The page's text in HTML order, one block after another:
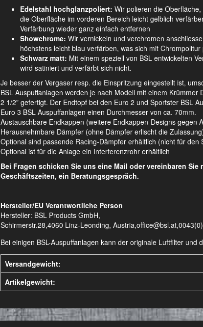
Edelstahl hochglanzpoliert: Wir polieren die
die Oberfläche im vorderen Bereich leicht gelblich
Verfärbung wieder ganz einfach entfernen
Showchrome: Wir vernickeln und verchromen
höchstens leicht blau verfärben, was sich mit
Schwarz matt: Mit einem speziell von BSL entwickelten
wird satiniert und verfärbt sich nicht.
Je besser der Vergaser resp. die Einspritzung eingestellt ist,
BSL Auspuffanlagen werden je nach Modell mit einem
2 1/2" gefertigt. Der Endtopf bei den Euro 2 und Sportster BSL
Euro 3 BSL Auspuffanlagen einen Durchmesser von ca. 70mm.
Austauschbare Endkappen (weitere Endkappen-Designs gegen
Herausnehmbare Dämpfer (ohne Dämpfer erlischt die
Optional sind passende Racing-Dämpfer erhältlich (nicht für den
Optional ist für die Anlage ein Interferenzrohr erhältlich
Bei Fragen schicken Sie uns eine Mail oder vereinbaren
Geschäftszeiten, ein Beratungsgespräch.
Hersteller/EU Verantwortliche Person
Hersteller: BSL Products GmbH,
Schirmerstr.28,4060 Linz-Leonding,
Bei einigen BSL-Auspuffanlagen kann der originale Luftfilter
Versandgewicht:
Artikelgewicht: